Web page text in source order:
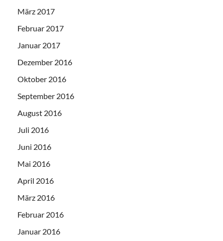
März 2017
Februar 2017
Januar 2017
Dezember 2016
Oktober 2016
September 2016
August 2016
Juli 2016
Juni 2016
Mai 2016
April 2016
März 2016
Februar 2016
Januar 2016